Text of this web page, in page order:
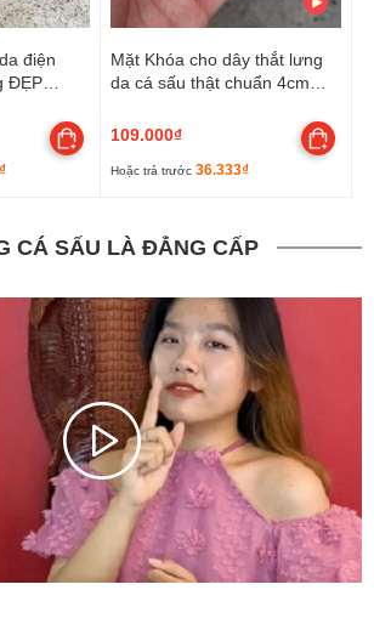
điện
ĐẸP
Mặt Khóa cho dây thắt lưng
da cá sấu thật chuẩn 4cm
nguyên khối không gỉ sét!
109.000₫
Hoặc trả trước 36.333₫
CÁ SẤU LÀ ĐẲNG CẤP